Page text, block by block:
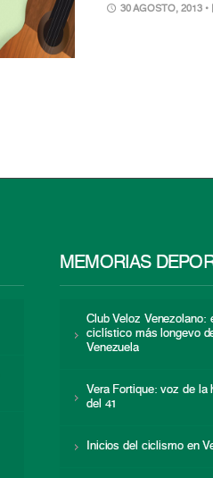
30 AGOSTO, 2013 •
MEMORIAS
Club Veloz Venezolano:
ciclístico más longevo
Venezuela
Vera Fortique: voz de la
del 41
Inicios del ciclismo en